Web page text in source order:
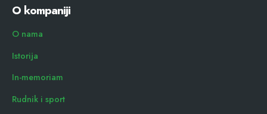
O kompaniji
O nama
Istorija
In-memoriam
Rudnik i sport